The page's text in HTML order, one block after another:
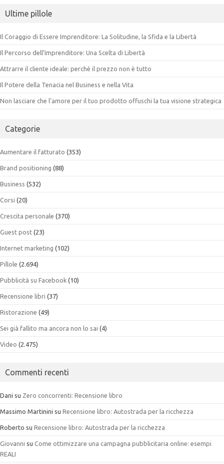
Ultime pillole
Il Coraggio di Essere Imprenditore: La Solitudine, la Sfida e la Libertà
Il Percorso dell’Imprenditore: Una Scelta di Libertà
Attrarre il cliente ideale: perché il prezzo non è tutto
Il Potere della Tenacia nel Business e nella Vita
Non lasciare che l’amore per il tuo prodotto offuschi la tua visione strategica
Categorie
Aumentare il fatturato (353)
Brand positioning (88)
Business (532)
Corsi (20)
Crescita personale (370)
Guest post (23)
Internet marketing (102)
Pillole (2.694)
Pubblicità su Facebook (10)
Recensione libri (37)
Ristorazione (49)
Sei già fallito ma ancora non lo sai (4)
Video (2.475)
Commenti recenti
Dani su Zero concorrenti: Recensione libro
Massimo Martinini su Recensione libro: Autostrada per la ricchezza
Roberto su Recensione libro: Autostrada per la ricchezza
Giovanni su Come ottimizzare una campagna pubblicitaria online: esempi
REALI